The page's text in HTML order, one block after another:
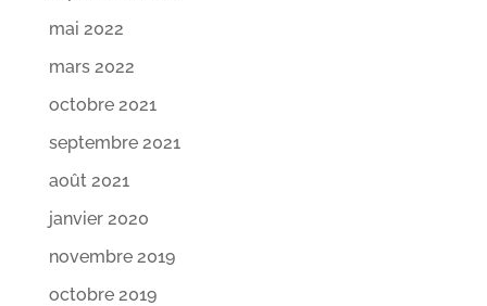
mai 2022
mars 2022
octobre 2021
septembre 2021
août 2021
janvier 2020
novembre 2019
octobre 2019